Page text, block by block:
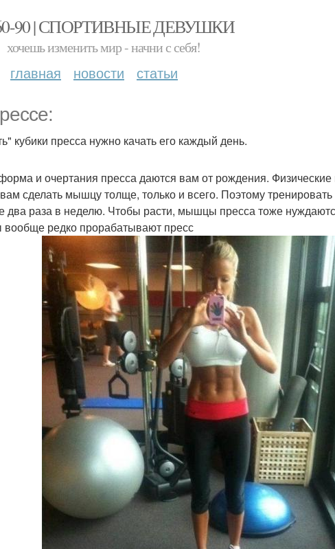
90 | СПОРТИВНЫЕ ДЕВУШКИ
хочешь изменить мир - начни с себя!
главная новости статьи
кубики пресса нужно качать его каждый день.
и очертания пресса даются вам от рождения. Физические
сделать мышцу толще, только и всего. Поэтому
раза в неделю. Чтобы расти, мышцы пресса тоже
редко прорабатывают пресс